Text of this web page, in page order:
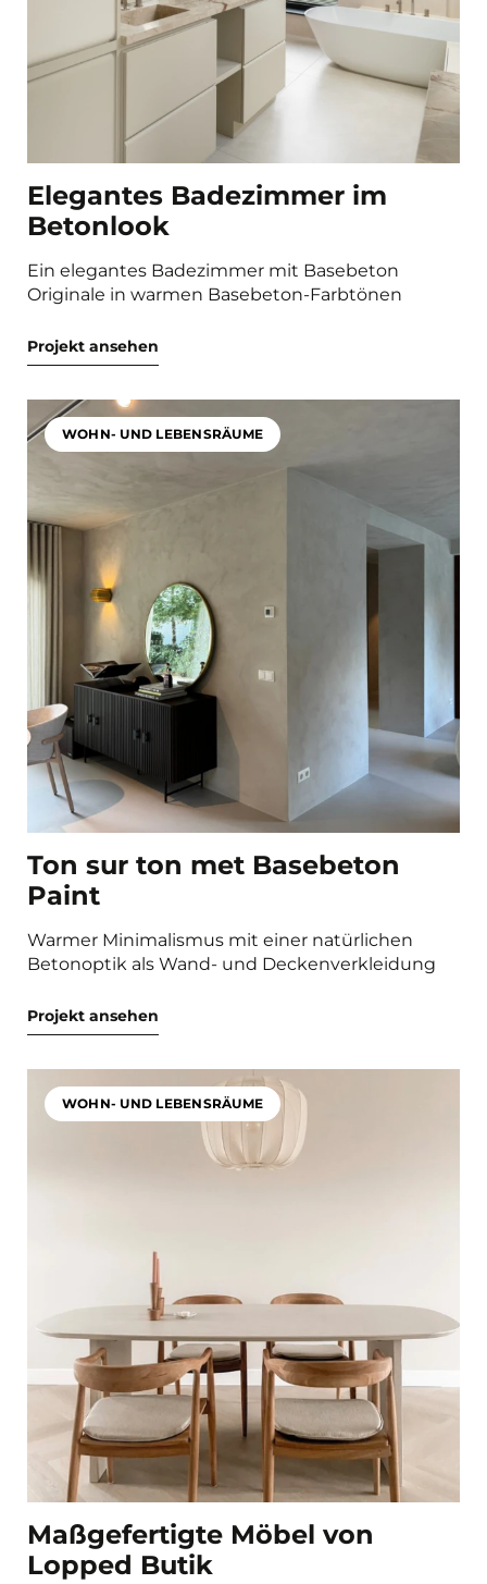
Elegantes Badezimmer im
Betonlook
Ein elegantes Badezimmer mit Basebeton
Originale in warmen Basebeton-Farbtönen
Projekt ansehen
WOHN- UND LEBENSRÄUME
Ton sur ton met Basebeton
Paint
Warmer Minimalismus mit einer natürlichen
Betonoptik als Wand- und Deckenverkleidung
Projekt ansehen
WOHN- UND LEBENSRÄUME
Maßgefertigte Möbel von
Lopped Butik